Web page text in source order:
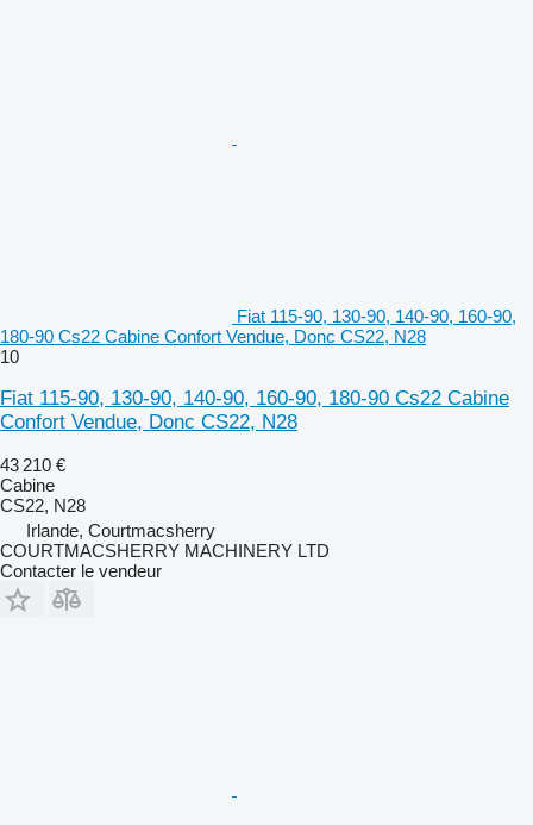
Fiat 115-90, 130-90, 140-90, 160-90,
180-90 Cs22 Cabine Confort Vendue, Donc CS22, N28
10
Fiat 115-90, 130-90, 140-90, 160-90, 180-90 Cs22 Cabine
Confort Vendue, Donc CS22, N28
43 210 €
Cabine
CS22, N28
Irlande, Courtmacsherry
COURTMACSHERRY MACHINERY LTD
Contacter le vendeur